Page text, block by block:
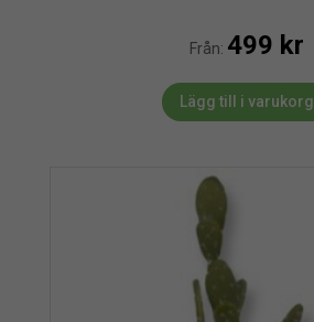
Från: 499 kr
Lägg till i varukorg